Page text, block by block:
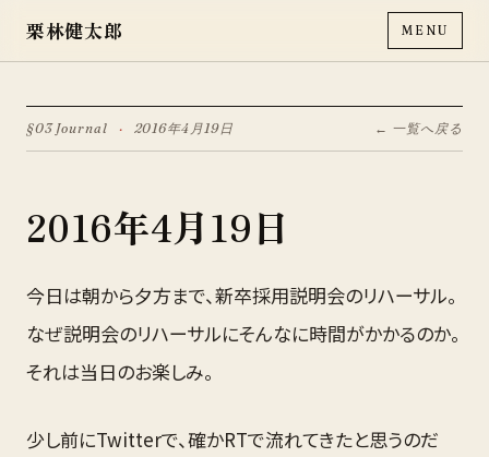
栗林健太郎 MENU
§03 Journal · 2016年4月19日 ← 一覧へ戻る
2016年4月19日
今日は朝から夕方まで、新卒採用説明会のリハーサル。
なぜ説明会のリハーサルにそんなに時間がかかるのか。
それは当日のお楽しみ。
少し前にTwitterで、確かRTで流れてきたと思うのだ